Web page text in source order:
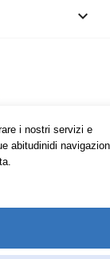
i nostri servizi e
abitudinidi
